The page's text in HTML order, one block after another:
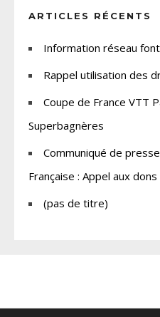
ARTICLES RÉCENTS
Information réseau
Rappel utilisation des
Coupe de France VTT
Superbagnères
Communiqué de
Française : Appel aux dons
(pas de titre)